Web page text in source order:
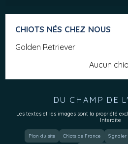
CHIOTS NÉS CHEZ NOUS
Golden Retriever
Aucun
DU CHAMP DE
Les textes et les images sont la propriété
Interdite
Plan du site Chiots de France